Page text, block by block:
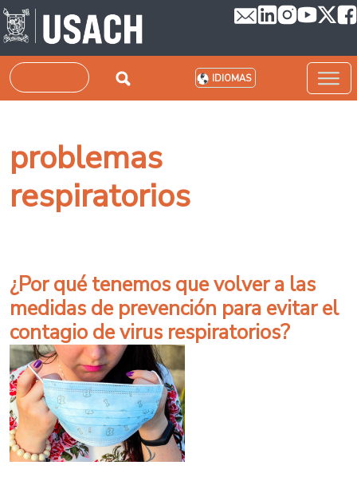
Pasar al contenido principal
Buscar IDIOMAS
problemas
respiratorios
¿Por qué tenemos que volver a las
medidas de prevención para evitar el
contagio de virus respiratorios?